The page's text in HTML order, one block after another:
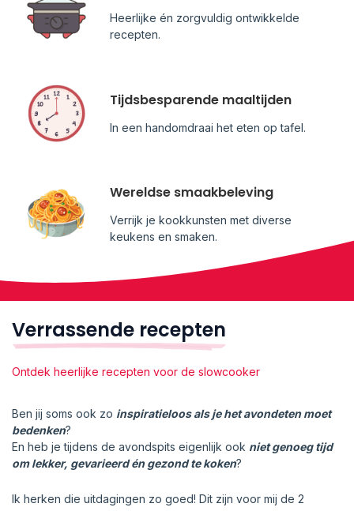
Heerlijke én zorgvuldig ontwikkelde
recepten.
Tijdsbesparende maaltijden
In een handomdraai het eten op tafel.
Wereldse smaakbeleving
Verrijk je kookkunsten met diverse
keukens en smaken.
Verrassende recepten
Ontdek heerlijke recepten voor de slowcooker
Ben jij soms ook zo inspiratieloos als je het avondeten moet
bedenken?
En heb je tijdens de avondspits eigenlijk ook niet genoeg tijd
om lekker, gevarieerd én gezond te koken?
Ik herken die uitdagingen zo goed! Dit zijn voor mij de 2